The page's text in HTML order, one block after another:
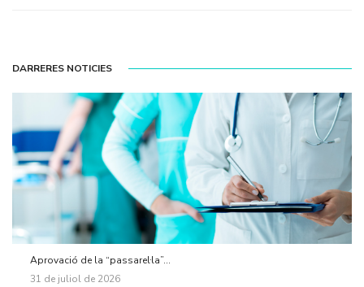
DARRERES NOTICIES
Aprovació de la “passarel·la”...
31 de juliol de 2026